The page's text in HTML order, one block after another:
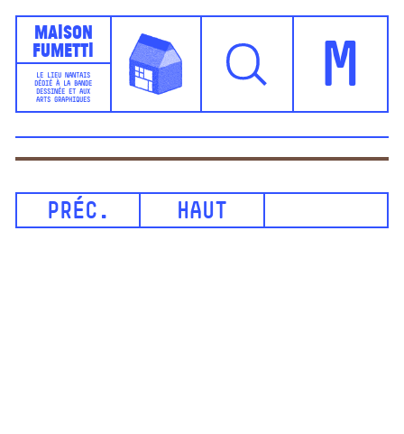
Maison
Fumetti
LE LIEU NANTAIS
DÉDIÉ À LA BANDE
DESSINÉE ET AUX
ARTS GRAPHIQUES
M
PRÉC. HAUT